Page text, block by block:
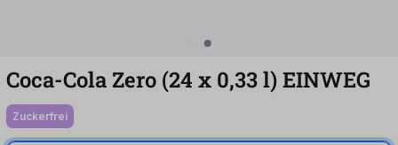
Coca-Cola Zero (24 x 0,33l)EINWEG
zuckerfrei